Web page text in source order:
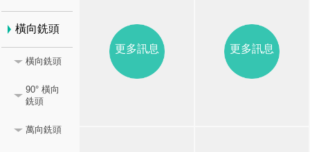
更多訊息 更多訊息
橫向銑頭
橫向銑頭
90° 橫向
銑頭
萬向銑頭